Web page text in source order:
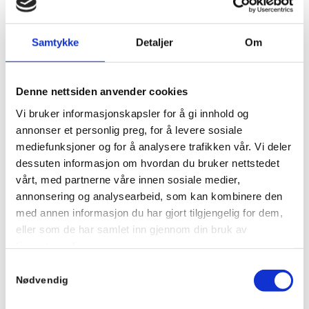
Samtykke Detaljer Om
Denne nettsiden anvender cookies
Vi bruker informasjonskapsler for å gi innhold og
annonser et personlig preg, for å levere sosiale
mediefunksjoner og for å analysere trafikken vår. Vi deler
dessuten informasjon om hvordan du bruker nettstedet
vårt, med partnerne våre innen sosiale medier,
annonsering og analysearbeid, som kan kombinere den
med annen informasjon du har gjort tilgjengelig for dem,
eller som de har samlet inn gjennom din bruk av
Nødvendig